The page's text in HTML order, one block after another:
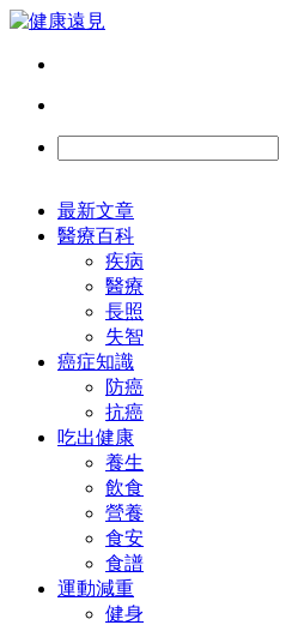
最新文章
醫療百科
疾病
醫療
長照
失智
癌症知識
防癌
抗癌
吃出健康
養生
飲食
營養
食安
食譜
運動減重
健身